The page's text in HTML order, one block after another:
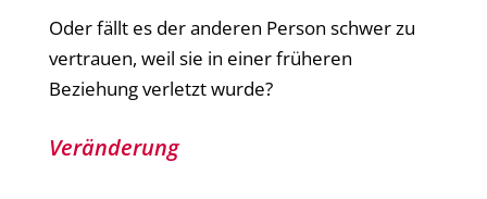
Oder fällt es der anderen Person schwer zu
vertrauen, weil sie in einer früheren
Beziehung verletzt wurde?
Veränderung